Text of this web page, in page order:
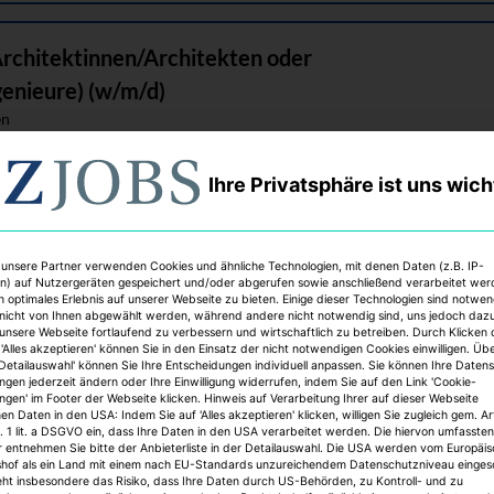
Architekten oder
(w/m/d)
/ real estate
für den Bereich Sanierung / Modernisierung
(w/m/d)
Bau- und Immobilien (m/w/d)
Ihre Privatsphäre ist uns
Partner verwenden Cookies und ähnliche Technologien, mit denen Daten (z.B. IP-
auf Nutzergeräten gespeichert und/oder abgerufen sowie anschließend verarbeitet
optimales Erlebnis auf unserer Webseite zu bieten. Einige dieser Technologien sind
von Ihnen abgewählt werden, während andere nicht notwendig sind, uns jedoch
Webseite fortlaufend zu verbessern und wirtschaftlich zu betreiben. Durch Klicken
akzeptieren' können Sie in den Einsatz der nicht notwendigen Cookies einwilligen.
können Sie Ihre Entscheidungen individuell anpassen. Sie können Ihre
jederzeit ändern oder Ihre Einwilligung widerrufen, indem Sie auf den Link 'Cookie-
im Footer der Webseite klicken. Hinweis auf Verarbeitung Ihrer auf dieser Webseite
Daten in den USA: Indem Sie auf 'Alles akzeptieren' klicken, willigen Sie zugleich gem.
1 lit. a DSGVO ein, dass Ihre Daten in den USA verarbeitet werden. Die hiervon umfassten
entnehmen Sie bitte der Anbieterliste in der Detailauswahl. Die USA werden vom
als ein Land mit einem nach EU-Standards unzureichendem Datenschutzniveau
insbesondere das Risiko, dass Ihre Daten durch US-Behörden, zu Kontroll- und zu